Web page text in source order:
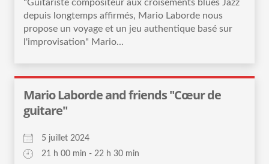
"Guitariste compositeur aux croisements blues Jazz
depuis longtemps affirmés, Mario Laborde nous
propose un voyage et un jeu authentique basé sur
l'improvisation" Mario...
Mario Laborde and friends "Cœur de
guitare"
5 juillet 2024
21 h 00 min - 22 h 30 min